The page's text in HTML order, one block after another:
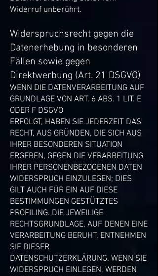
Widerruf unberührt.
Widerspruchsrecht gegen die
Datenerhebung in besonderen
Fällen sowie gegen
Direktwerbung (Art. 21 DSGVO)
WENN DIE DATENVERARBEITUNG AUF
GRUNDLAGE VON ART. 6 ABS. 1 LIT. E
ODER F DSGVO
ERFOLGT, HABEN SIE JEDERZEIT DAS
RECHT, AUS GRÜNDEN, DIE SICH AUS
IHRER BESONDEREN SITUATION
ERGEBEN, GEGEN DIE VERARBEITUNG
IHRER PERSONENBEZOGENEN DATEN
WIDERSPRUCH EINZULEGEN; DIES
GILT AUCH FÜR EIN AUF DIESE
BESTIMMUNGEN GESTÜTZTES
PROFILING. DIE JEWEILIGE
RECHTSGRUNDLAGE, AUF DENEN EINE
VERARBEITUNG BERUHT, ENTNEHMEN
SIE DIESER
DATENSCHUTZERKLÄRUNG. WENN SIE
WIDERSPRUCH EINLEGEN, WERDEN